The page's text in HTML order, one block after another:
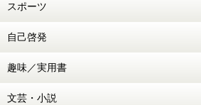
スポーツ
自己啓発
趣味／実用書
文芸・小説